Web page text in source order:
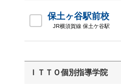
保土ヶ谷駅前校
JR横須賀線 保土ケ谷駅
ＩＴＴＯ個別指導学院